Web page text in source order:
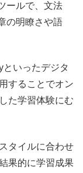
ールで、文法
の明瞭さや語
いったデジタ
することでオン
た学習体験にむ
タイルに合わせ
果的に学習成果